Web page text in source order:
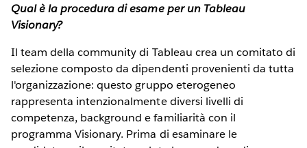
Qual è la procedura di esame per un Tableau
Visionary?
Il team della community di Tableau crea un comitato di
selezione composto da dipendenti provenienti da tutta
l'organizzazione: questo gruppo eterogeneo
rappresenta intenzionalmente diversi livelli di
competenza, background e familiarità con il
programma Visionary. Prima di esaminare le